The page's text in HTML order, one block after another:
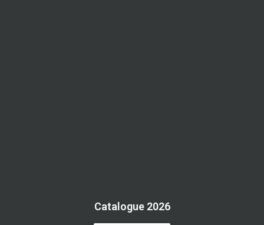
Catalogue 2026